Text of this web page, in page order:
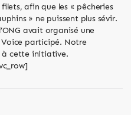
afin que les « pêcheries
» ne puissent plus sévir.
avait organisé une
participé. Notre
à cette initiative.